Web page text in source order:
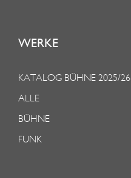
WERKE
KATALOG BÜHNE 2025/26
ALLE
BÜHNE
FUNK